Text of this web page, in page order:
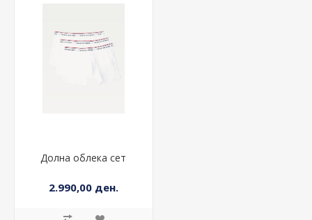
Долна облека сет
2.990,00 ден.